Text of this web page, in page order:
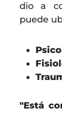
dio a
puede
"Está